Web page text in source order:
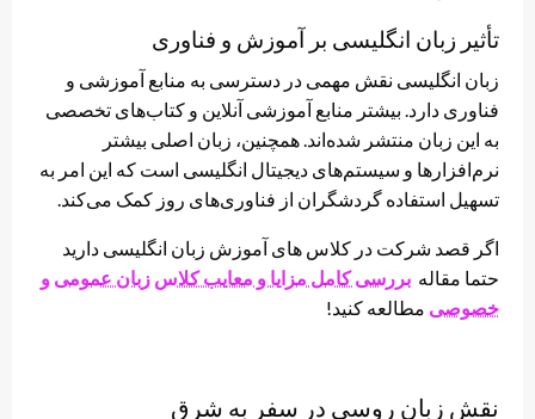
تأثیر زبان انگلیسی بر آموزش و فناوری
زبان انگلیسی نقش مهمی در دسترسی به منابع آموزشی و
فناوری دارد. بیشتر منابع آموزشی آنلاین و کتاب‌های تخصصی
به این زبان منتشر شده‌اند. همچنین، زبان اصلی بیشتر
نرم‌افزارها و سیستم‌های دیجیتال انگلیسی است که این امر به
تسهیل استفاده گردشگران از فناوری‌های روز کمک می‌کند.
اگر قصد شرکت در کلاس های آموزش زبان انگلیسی دارید
حتما مقاله بررسی کامل مزایا و معایب کلاس زبان عمومی و
خصوصی مطالعه کنید!
نقش زبان روسی در سفر به شرق